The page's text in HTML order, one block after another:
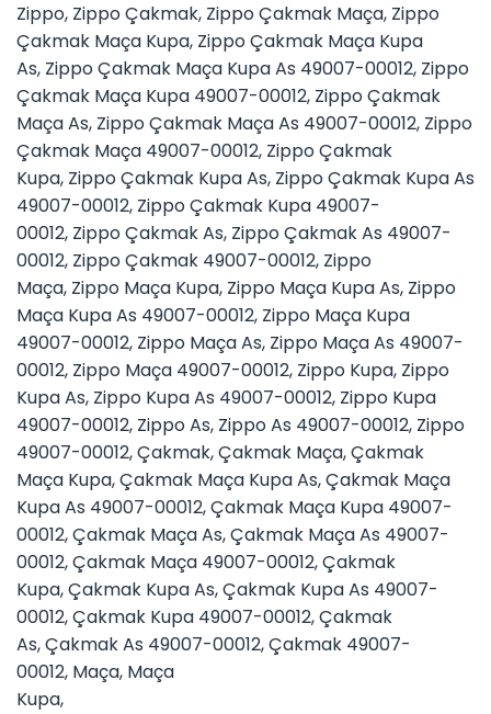
Zippo, Zippo Çakmak, Zippo Çakmak Maça, Zippo
Çakmak Maça Kupa, Zippo Çakmak Maça Kupa
As, Zippo Çakmak Maça Kupa As 49007-00012, Zippo
Çakmak Maça Kupa 49007-00012, Zippo Çakmak
Maça As, Zippo Çakmak Maça As 49007-00012, Zippo
Çakmak Maça 49007-00012, Zippo Çakmak
Kupa, Zippo Çakmak Kupa As, Zippo Çakmak Kupa As
49007-00012, Zippo Çakmak Kupa 49007-
00012, Zippo Çakmak As, Zippo Çakmak As 49007-
00012, Zippo Çakmak 49007-00012, Zippo
Maça, Zippo Maça Kupa, Zippo Maça Kupa As, Zippo
Maça Kupa As 49007-00012, Zippo Maça Kupa
49007-00012, Zippo Maça As, Zippo Maça As 49007-
00012, Zippo Maça 49007-00012, Zippo Kupa, Zippo
Kupa As, Zippo Kupa As 49007-00012, Zippo Kupa
49007-00012, Zippo As, Zippo As 49007-00012, Zippo
49007-00012,Çakmak,Çakmak Maça,Çakmak
Maça Kupa,Çakmak Maça Kupa As,Çakmak Maça
Kupa As 49007-00012,Çakmak Maça Kupa 49007-
00012,Çakmak Maça As,Çakmak Maça As 49007-
00012,Çakmak Maça 49007-00012,Çakmak
Kupa,Çakmak Kupa As,Çakmak Kupa As 49007-
00012,Çakmak Kupa 49007-00012,Çakmak
As,Çakmak As 49007-00012,Çakmak 49007-
00012, Maça, Maça
Kupa,